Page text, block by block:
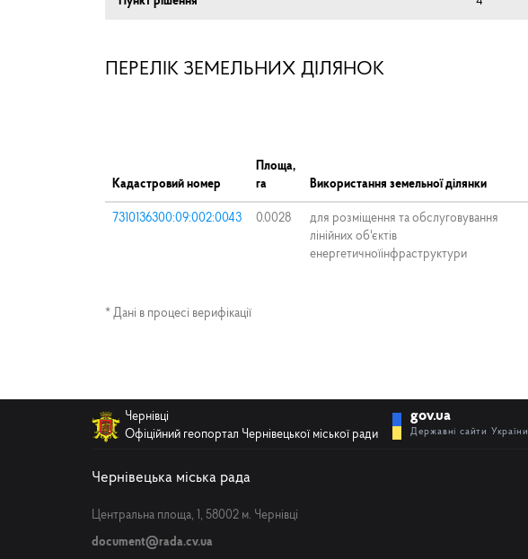
ПЕРЕЛІК ЗЕМЕЛЬНИХ ДІЛЯНОК
Кадастровий номер
Площа,
га
Використання земельної ділянки
7310136300:09:002:0043 0.0028
для розміщення та обслуговування
лінійних об'єктів
енергетичноїінфраструктури
* Дані в процесі верифікації
Чернівці
Офіційний геопортал Чернівецької міської ради
gov.ua
Державні сайти України
Чернівецька міська рада
Центральна площа, 1, 58002 м. Чернівці
document@rada.cv.ua